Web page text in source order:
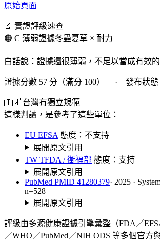
原始頁面
🔬 實證評級速查
🟠 C 薄弱證據冬蟲夏草 × 耐力
白話說：證據還很薄弱，不足以當成有效的
證據分數 57 分（滿分 100） · 發布狀態
🇹🇼 台灣有獨立規範
這樣判讀，是參考了這些單位：
EU EFSA 態度：不支持
展開原文引用
TW TFDA / 衛福部 態度：支持
展開原文引用
PubMed PMID 41280379· 2025 ·
n=528
展開原文引用
評級由多源健康證據引擎彙整（FDA／
／WHO／PubMed／NIH ODS 等多個官方